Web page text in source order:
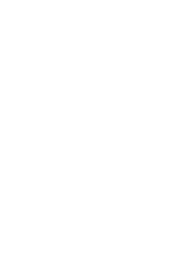
です。
ず変更すること